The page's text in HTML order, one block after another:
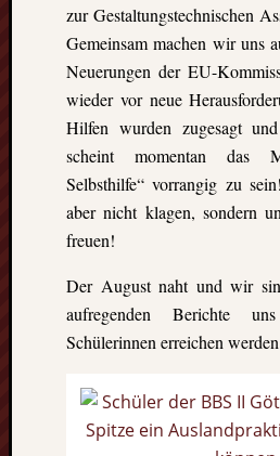
zur Gestaltungstechnischen
Gemeinsam machen wir uns
Neuerungen der EU-
wieder vor neue
Hilfen wurden zugesagt
scheint momentan das
Selbsthilfe“ vorrangig zu
aber nicht klagen, sondern
freuen!
Der August naht und wir
aufregenden Berichte
Schülerinnen erreichen